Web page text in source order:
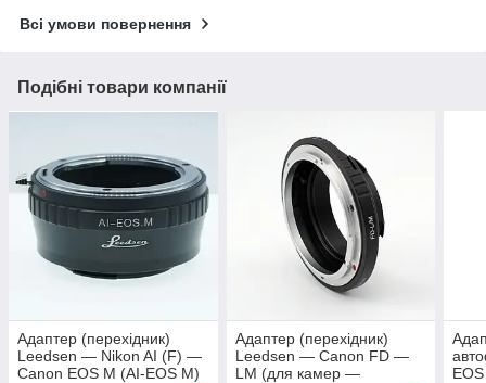
Всі умови повернення
Подібні товари компанії
Адаптер (перехідник)
Leedsen — Nikon AI (F) —
Canon EOS M (AI-EOS M)
Адаптер (перехідник)
Leedsen — Canon FD —
LM (для камер —